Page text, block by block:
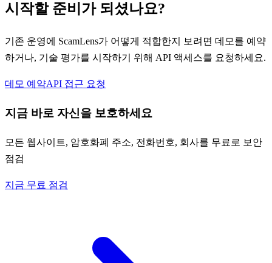
시작할 준비가 되셨나요?
기존 운영에 ScamLens가 어떻게 적합한지 보려면 데모를 예약
하거나, 기술 평가를 시작하기 위해 API 액세스를 요청하세요.
데모 예약API 접근 요청
지금 바로 자신을 보호하세요
모든 웹사이트, 암호화폐 주소, 전화번호, 회사를 무료로 보안
점검
지금 무료 점검